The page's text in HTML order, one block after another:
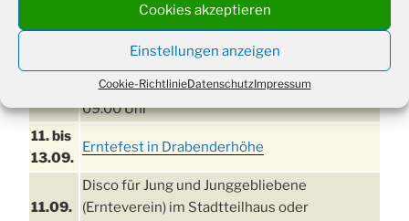
Cookies akzeptieren
Einstellungen anzeigen
Cookie-RichtlinieDatenschutzImpressum
Kinder ab 13 Jahren
Tennisplatz
Einschulungsgottesdienst in der Kirche um
09:00 Uhr
11. bis
13.09.
Erntefest in Drabenderhöhe
11.09.
Disco für Jung und Junggebliebene
(Ernteverein) im Stadtteilhaus oder